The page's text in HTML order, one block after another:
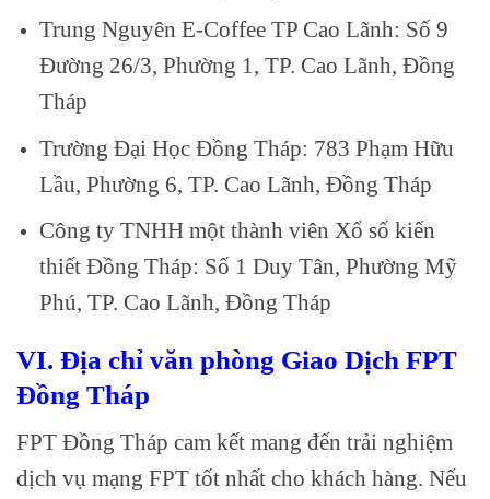
Trung Nguyên E-Coffee TP Cao Lãnh: Số 9
Đường 26/3, Phường 1, TP. Cao Lãnh, Đồng
Tháp
Trường Đại Học Đồng Tháp: 783 Phạm Hữu
Lầu, Phường 6, TP. Cao Lãnh, Đồng Tháp
Công ty TNHH một thành viên Xổ số kiến
thiết Đồng Tháp: Số 1 Duy Tân, Phường Mỹ
Phú, TP. Cao Lãnh, Đồng Tháp
VI. Địa chỉ văn phòng Giao Dịch FPT
Đồng Tháp
FPT Đồng Tháp cam kết mang đến trải nghiệm
dịch vụ mạng FPT tốt nhất cho khách hàng. Nếu